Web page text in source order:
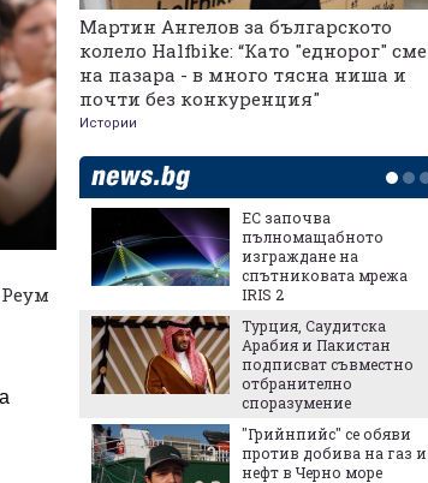
Мартин Ангелов за българското
колело Halfbike: “Като "еднорог" сме
на пазара - в много тясна ниша и
почти без конкуренция"
Истории
Джани
ЕС започва
пълномащабното
изграждане на
спътниковата мрежа
IRIS 2
Турция, Саудитска
Арабия и Пакистан
подписват съвместно
отбранително
споразумение
"Грийнпийс" се обяви
против добива на газ и
нефт в Черно море